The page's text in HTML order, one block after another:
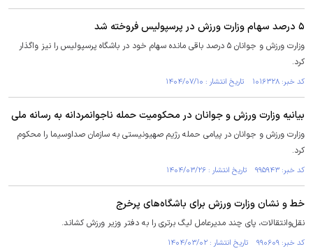
۵ درصد سهام وزارت ورزش در پرسپولیس فروخته شد
وزارت ورزش و جوانان ۵ درصد باقی مانده سهام خود در باشگاه پرسپولیس را نیز واگذار
کرد.
کد خبر: ۱۰۱۶۳۲۸ تاریخ انتشار : ۱۴۰۴/۰۷/۱۰
بیانیه وزارت ورزش و جوانان در محکومیت حمله ناجوانمردانه به رسانه ملی
وزارت ورزش و جوانان در پیامی حمله رژیم صهیونیستی به سازمان صداوسیما را محکوم
کرد.
کد خبر: ۹۹۵۹۴۳ تاریخ انتشار : ۱۴۰۴/۰۳/۲۶
خط و نشان وزارت ورزش برای باشگاه‌های پرخرج
نقل‌وانتقالات، پای چند مدیرعامل لیگ برتری را به دفتر وزیر ورزش کشاند.
کد خبر: ۹۹۰۶۰۹ تاریخ انتشار : ۱۴۰۴/۰۳/۰۲